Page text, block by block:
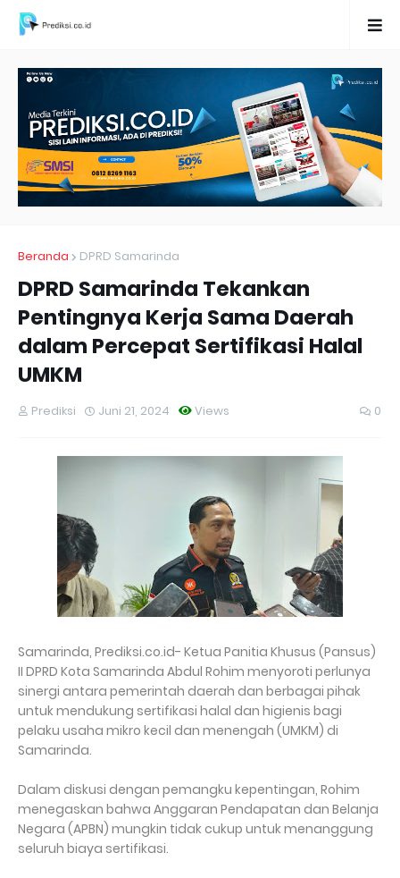
Beranda DPRD Samarinda
DPRD Samarinda Tekankan
Pentingnya Kerja Sama Daerah
dalam Percepat Sertifikasi Halal
UMKM
Prediksi Views
Juni 21, 2024 0
Samarinda, Prediksi.co.id- Ketua Panitia Khusus (Pansus)
II DPRD Kota Samarinda Abdul Rohim menyoroti perlunya
sinergi antara pemerintah daerah dan berbagai pihak
untuk mendukung sertifikasi halal dan higienis bagi
pelaku usaha mikro kecil dan menengah (UMKM) di
Samarinda.
Dalam diskusi dengan pemangku kepentingan, Rohim
menegaskan bahwa Anggaran Pendapatan dan Belanja
Negara (APBN) mungkin tidak cukup untuk menanggung
seluruh biaya sertifikasi.